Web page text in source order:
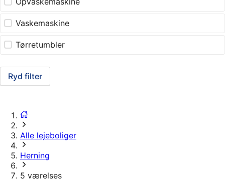
Vaskemaskine
Tørretumbler
Ryd filter
Alle lejeboliger
Herning
5 værelses